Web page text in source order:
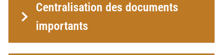
Centralisation des documents
importants